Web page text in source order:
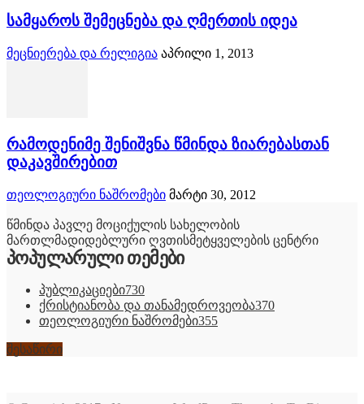
სამყაროს შემეცნება და ღმერთის იდეა
მეცნიერება და რელიგია აპრილი 1, 2013
რამოდენიმე შენიშვნა წმინდა ზიარებასთან
დაკავშირებით
თეოლოგიური ნაშრომები მარტი 30, 2012
წმინდა პავლე მოციქულის სახელობის
მართლმადიდებლური ღვთისმეტყველების ცენტრი
პოპულარული თემები
პუბლიკაციები730
ქრისტიანობა და თანამედროვეობა370
თეოლოგიური ნაშრომები355
შესაწირი